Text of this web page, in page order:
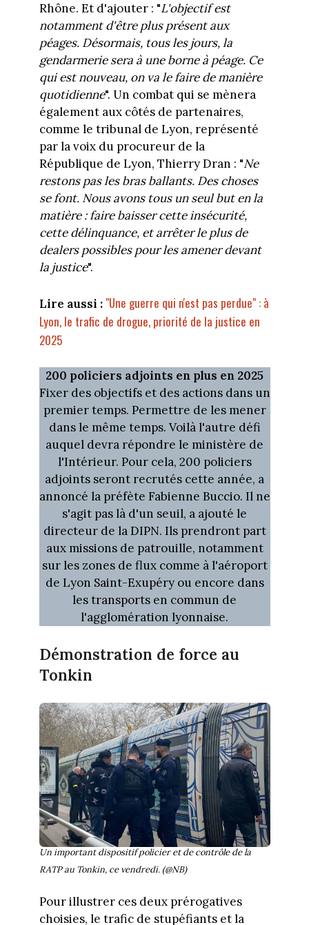
Rhône. Et d'ajouter : "L'objectif est
notamment d'être plus présent aux
péages. Désormais, tous les jours, la
gendarmerie sera à une borne à péage. Ce
qui est nouveau, on va le faire de manière
quotidienne". Un combat qui se mènera
également aux côtés de partenaires,
comme le tribunal de Lyon, représenté
par la voix du procureur de la
République de Lyon, Thierry Dran : "Ne
restons pas les bras ballants. Des choses
se font. Nous avons tous un seul but en la
matière : faire baisser cette insécurité,
cette délinquance, et arrêter le plus de
dealers possibles pour les amener devant
la justice".
Lire aussi : "Une guerre qui n'est pas perdue" : à
Lyon, le trafic de drogue, priorité de la justice en
2025
200 policiers adjoints en plus en 2025
Fixer des objectifs et des actions dans un
premier temps. Permettre de les mener
dans le même temps. Voilà l'autre défi
auquel devra répondre le ministère de
l'Intérieur. Pour cela, 200 policiers
adjoints seront recrutés cette année, a
annoncé la préfète Fabienne Buccio. Il ne
s'agit pas là d'un seuil, a ajouté le
directeur de la DIPN. Ils prendront part
aux missions de patrouille, notamment
sur les zones de flux comme à l'aéroport
de Lyon Saint-Exupéry ou encore dans
les transports en commun de
l'agglomération lyonnaise.
Démonstration de force au
Tonkin
Un important dispositif policier et de contrôle de la
RATP au Tonkin, ce vendredi. (@NB)
Pour illustrer ces deux prérogatives
choisies, le trafic de stupéfiants et la